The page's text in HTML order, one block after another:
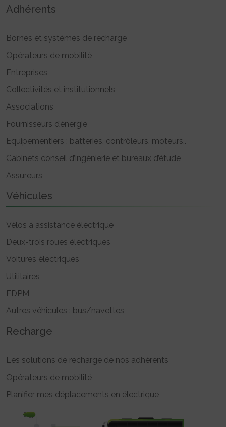
Adhérents
Bornes et systèmes de recharge
Opérateurs de mobilité
Entreprises
Collectivités et institutionnels
Associations
Fournisseurs d’énergie
Equipementiers : batteries, contrôleurs, moteurs..
Cabinets conseil d’ingénierie et bureaux d’étude
Assureurs
Véhicules
Vélos à assistance électrique
Deux-trois roues électriques
Voitures électriques
Utilitaires
EDPM
Autres véhicules : bus/navettes
Recharge
Les solutions de recharge de nos adhérents
Opérateurs de mobilité
Planifier mes déplacements en électrique